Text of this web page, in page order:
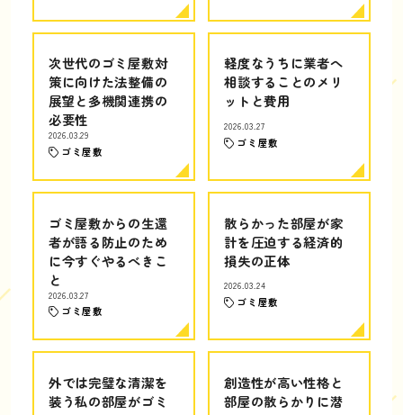
次世代のゴミ屋敷対
策に向けた法整備の
展望と多機関連携の
必要性
2026.03.29
ゴミ屋敷
軽度なうちに業者へ
相談することのメリ
ットと費用
2026.03.27
ゴミ屋敷
ゴミ屋敷からの生還
者が語る防止のため
に今すぐやるべきこ
と
2026.03.27
ゴミ屋敷
散らかった部屋が家
計を圧迫する経済的
損失の正体
2026.03.24
ゴミ屋敷
外では完璧な清潔を
装う私の部屋がゴミ
創造性が高い性格と
部屋の散らかりに潜